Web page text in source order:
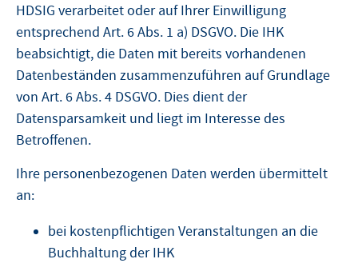
HDSIG verarbeitet oder auf Ihrer Einwilligung
entsprechend Art. 6 Abs. 1 a) DSGVO. Die IHK
beabsichtigt, die Daten mit bereits vorhandenen
Datenbeständen zusammenzuführen auf Grundlage
von Art. 6 Abs. 4 DSGVO. Dies dient der
Datensparsamkeit und liegt im Interesse des
Betroffenen.
Ihre personenbezogenen Daten werden übermittelt
an:
bei kostenpflichtigen Veranstaltungen an die
Buchhaltung der IHK